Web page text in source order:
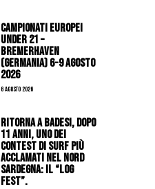
Campionati Europei
Under 21 –
Bremerhaven
(Germania) 6-9 agosto
2026
6 Agosto 2026
Ritorna a Badesi, dopo
11 anni, uno dei
contest di surf più
acclamati nel nord
Sardegna: il “Log
Fest”.